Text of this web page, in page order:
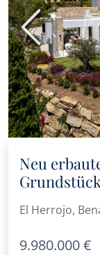
Vorherige
Neu
El Herrojo,
9.980.000 €